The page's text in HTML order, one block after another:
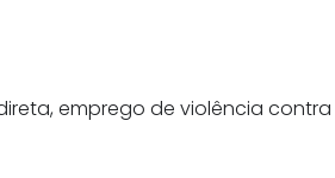
emprego de violência